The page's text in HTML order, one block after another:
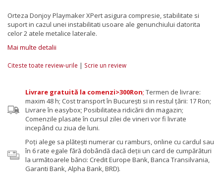
Orteza Donjoy Playmaker XPert asigura compresie, stabilitate si
suport in cazul unei instabilitati usoare ale genunchiului datorita
celor 2 atele metalice laterale.
Mai multe detalii
Citeste toate review-urile | Scrie un review
Livrare gratuită la comenzi>300Ron; Termen de livrare:
maxim 48 h; Cost transport în București si in restul țării: 17 Ron;
Livrare în easybox; Posibilitatea ridicării din magazin;
Comenzile plasate în cursul zilei de vineri vor fi livrate
incepând cu ziua de luni.
Poţi alege sa plăteşti numerar cu ramburs, online cu cardul sau
în 6 rate egale fără dobândă dacă deții un card de cumpărături
la următoarele bănci: Credit Europe Bank, Banca Transilvania,
Garanti Bank, Alpha Bank, BRD).